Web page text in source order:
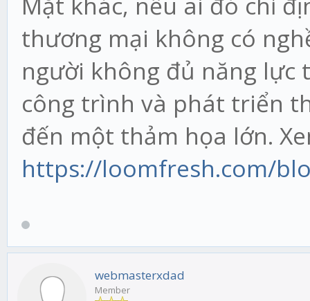
thương mại không có
người không đủ năng lực
công trình và phát triển
đến một thảm họa lớn.
https://loomfresh.com/
webmasterxdad
Member